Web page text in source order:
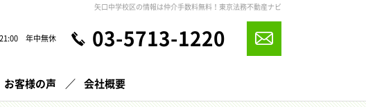
矢口中学校区の情報は仲介手数料無料！東京法務不動産ナビ
年中無休 03-5713-1220
お客様の声 会社概要